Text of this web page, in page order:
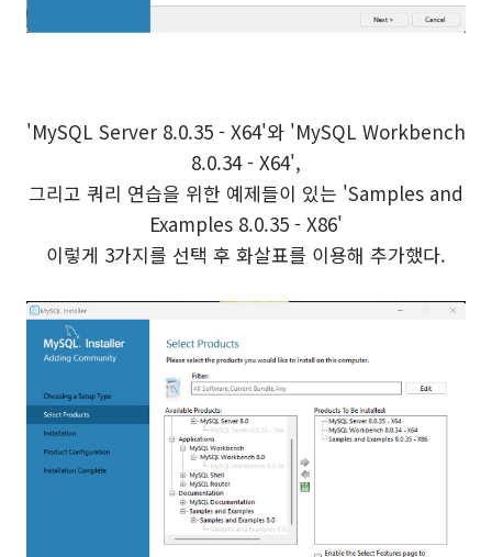
'MySQL Server 8.0.35 - X64'와 'MySQL Workbench
8.0.34 - X64',
그리고 쿼리 연습을 위한 예제들이 있는 'Samples and
Examples 8.0.35 - X86'
이렇게 3가지를 선택 후 화살표를 이용해 추가했다.